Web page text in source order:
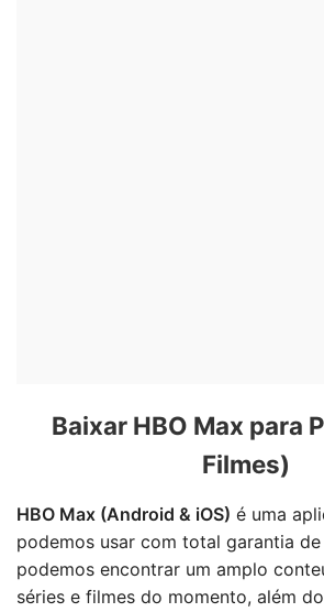
Baixar HBO Max para
Filmes)
HBO Max (Android & iOS) é uma
podemos usar com total garantia de
podemos encontrar um amplo
séries e filmes do momento, além